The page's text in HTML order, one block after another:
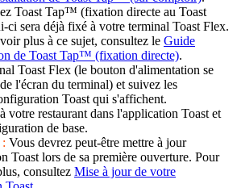
Toast Tap™ (fixation directe au Toast
ci sera déjà fixé à votre terminal Toast Flex.
plus à ce sujet, consultez le Guide
de Toast Tap™ (fixation directe).
Toast Flex (le bouton d'alimentation se
l'écran du terminal) et suivez les
Toast qui s'affichent.
votre restaurant dans l'application Toast et
de base.
Vous devrez peut-être mettre à jour
Toast lors de sa première ouverture. Pour
consultez Mise à jour de votre